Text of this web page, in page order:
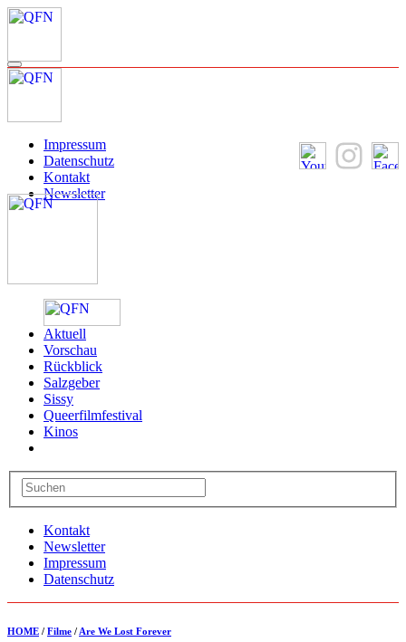
Impressum
Datenschutz
Kontakt
Newsletter
Aktuell
Vorschau
Rückblick
Salzgeber
Sissy
Queerfilmfestival
Kinos
Kontakt
Newsletter
Impressum
Datenschutz
HOME / Filme / Are We Lost Forever